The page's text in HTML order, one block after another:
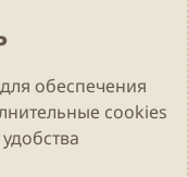
🔥
Русский (RU)
R
для обеспечения
cookies